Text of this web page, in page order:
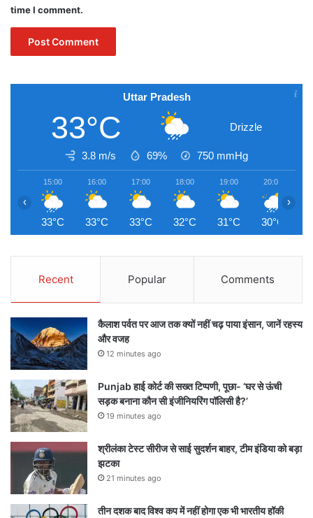
time I comment.
Uttar Pradesh
33°C Drizzle
3.8 m/s 69% 750 mmHg
15:00
33°C
16:00
33°C
17:00
33°C
18:00
32°C
19:00
31°C
20:00
30°C
‹ ›
Recent Popular Comments
कैलाश पर्वत पर आज तक क्यों नहीं चढ़ पाया इंसान, जानें रहस्य
और वजह
12 minutes ago
Punjab हाई कोर्ट की सख्त टिप्पणी, पूछा- ‘घर से ऊंची
सड़क बनाना कौन सी इंजीनियरिंग पॉलिसी है?’
19 minutes ago
श्रीलंका टेस्ट सीरीज से साई सुदर्शन बाहर, टीम इंडिया को बड़ा
झटका
21 minutes ago
तीन दशक बाद विश्व कप में नहीं होगा एक भी भारतीय हॉकी